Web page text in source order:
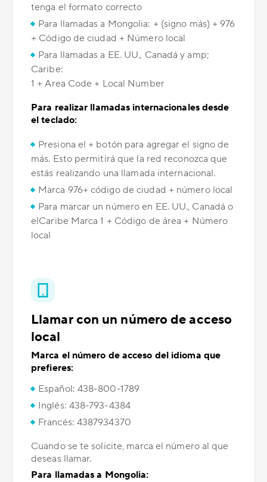
tenga el formato correcto
Para llamadas a Mongolia: + (signo más) + 976
+ Código de ciudad + Número local
Para llamadas a EE. UU., Canadá y amp;
Caribe:
1 + Area Code + Local Number
Para realizar llamadas internacionales desde
el teclado:
Presiona el + botón para agregar el signo de
más. Esto permitirá que la red reconozca que
estás realizando una llamada internacional.
Marca 976+ código de ciudad + número local
Para marcar un número en EE. UU., Canadá o
elCaribe Marca 1 + Código de área + Número
local
Llamar con un número de acceso
local
Marca el número de acceso del idioma que
prefieres:
Español: 438-800-1789
Inglés: 438-793-4384
Francés: 4387934370
Cuando se te solicite, marca el número al que
deseas llamar.
Para llamadas a Mongolia: